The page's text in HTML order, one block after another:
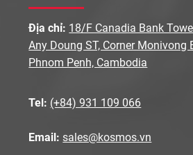
Địa chỉ: 18/F Canadia Bank
Any Doung ST, Corner Monivong
Phnom Penh, Cambodia
Tel: (+84) 931 109 066
Email: sales@kosmos.vn